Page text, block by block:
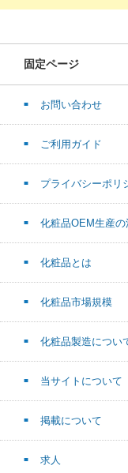
固定ページ
お問い合わせ
ご利用ガイド
プライバシーポリ
化粧品OEM生産の
化粧品とは
化粧品市場規模
化粧品製造につい
当サイトについて
掲載について
求人